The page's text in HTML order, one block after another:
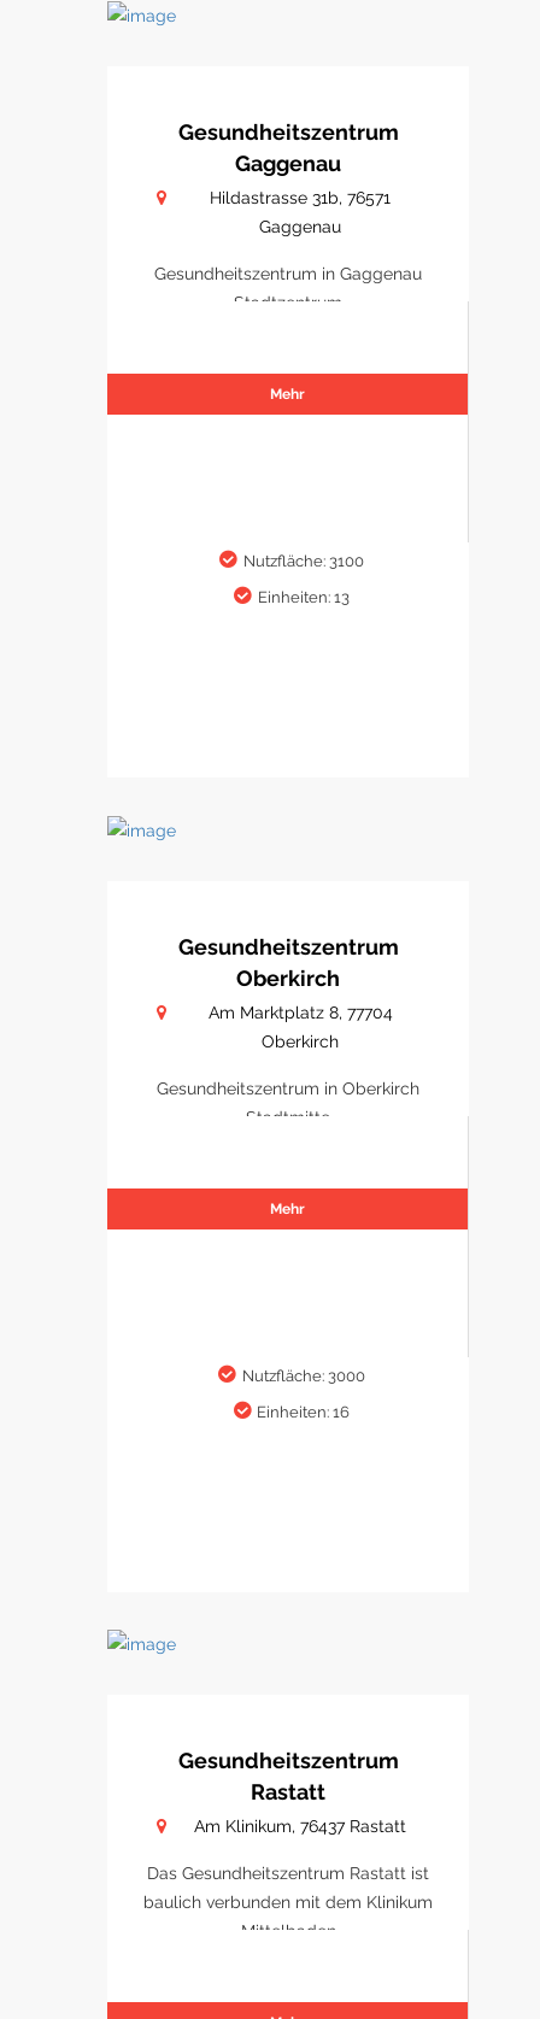
Gesundheitszentrum
Gaggenau
Hildastrasse 31b, 76571
Gaggenau
Gesundheitszentrum in Gaggenau
Stadtzentrum
Mehr
Nutzfläche: 3100
Einheiten: 13
Gesundheitszentrum
Oberkirch
Am Marktplatz 8, 77704
Oberkirch
Gesundheitszentrum in Oberkirch
Stadtmitte
Mehr
Nutzfläche: 3000
Einheiten: 16
Gesundheitszentrum
Rastatt
Am Klinikum, 76437 Rastatt
Das Gesundheitszentrum Rastatt ist
baulich verbunden mit dem Klinikum
Mittelbaden